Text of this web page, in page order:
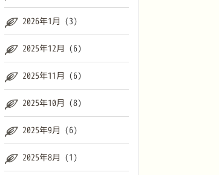
2026年1月 (3)
2025年12月 (6)
2025年11月 (6)
2025年10月 (8)
2025年9月 (6)
2025年8月 (1)